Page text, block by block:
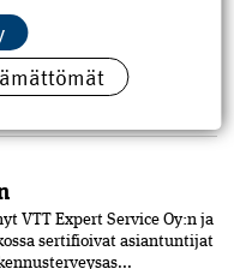
tarvitaan yli 760 000
on lähes saman verran
vuoden aikana. Muualla
VTT Expert Service Oy:n ja
sertifioivat asiantuntijat